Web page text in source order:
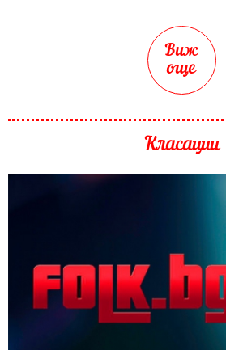
Виж
още
Класации